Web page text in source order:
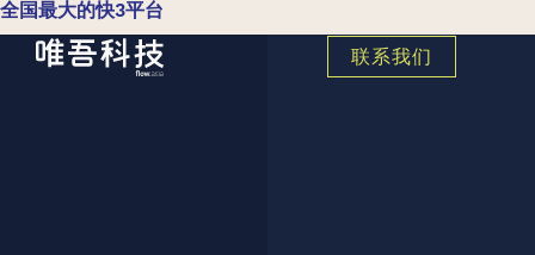
全国最大的快3平台
联系我们